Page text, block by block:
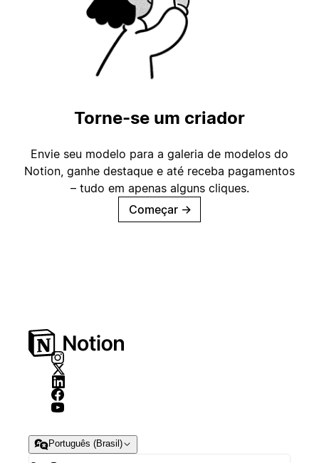
Torne-se um criador
Envie seu modelo para a galeria de modelos do
Notion, ganhe destaque e até receba pagamentos
– tudo em apenas alguns cliques.
Começar →
Português (Brasil)